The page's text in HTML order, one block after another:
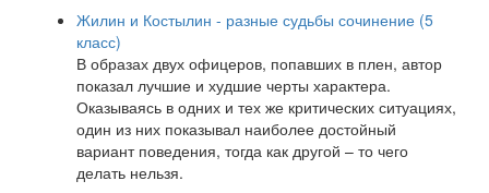
Жилин и Костылин - разные судьбы сочинение (5
класс)
В образах двух офицеров, попавших в плен, автор
показал лучшие и худшие черты характера.
Оказываясь в одних и тех же критических ситуациях,
один из них показывал наиболее достойный
вариант поведения, тогда как другой – то чего
делать нельзя.